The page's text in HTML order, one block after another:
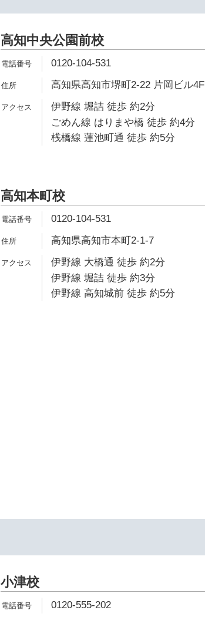
高知中央公園前校
0120-104-531
高知県高知市堺町2-22 片岡ビル4F
伊野線 堀詰 徒歩 約2分
ごめん線 はりまや橋 徒歩 約4分
桟橋線 蓮池町通 徒歩 約5分
高知本町校
0120-104-531
高知県高知市本町2-1-7
伊野線 大橋通 徒歩 約2分
伊野線 堀詰 徒歩 約3分
伊野線 高知城前 徒歩 約5分
小津校
0120-555-202